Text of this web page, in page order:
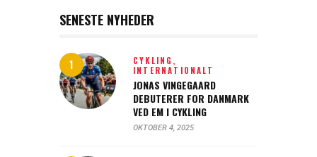
SENESTE NYHEDER
CYKLING,
INTERNATIONALT
JONAS VINGEGAARD
DEBUTERER FOR DANMARK
VED EM I CYKLING
OKTOBER 4, 2025